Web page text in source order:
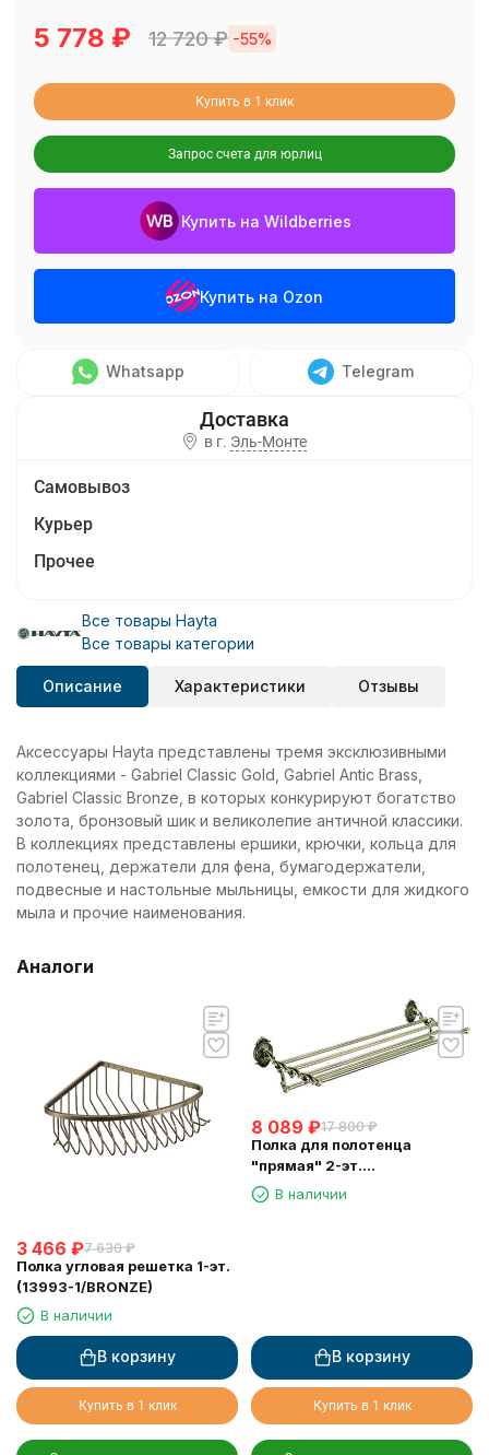
5 778 ₽ 12 720₽ -55%
Купить в 1 клик
Запрос счета для юрлиц
Купить на Wildberries
Купить на Ozon
Whatsapp Telegram
в г. Эль-Монте
Самовывоз
Курьер
Прочее
Все товары Hayta
Все товары категории
Описание Характеристики Отзывы
Аксессуары Hayta представлены тремя эксклюзивными
коллекциями - Gabriel Classic Gold, Gabriel Antic Brass,
Gabriel Classic Bronze, в которых конкурируют богатство
золота, бронзовый шик и великолепие античной классики.
В коллекциях представлены ершики, крючки, кольца для
полотенец, держатели для фена, бумагодержатели,
подвесные и настольные мыльницы, емкости для жидкого
мыла и прочие наименования.
Аналоги
3 466 ₽7 630 ₽
Полка угловая решетка 1-эт.
(13993-1/BRONZE)
В наличии
В корзину
Купить в 1 клик
8 089 ₽17 800 ₽
Полка для полотенца
"прямая" 2-эт.
(13921/BRONZE)
В наличии
В корзину
Купить в 1 клик